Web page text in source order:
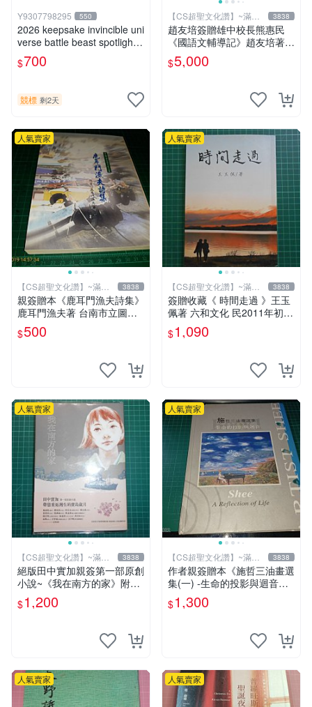
Y9307798295 550
2026 keepsake invincible uni
verse battle beast spotlight
戰鬥野獸簽名盒卡
$700
競標 剩2天
【CS超聖文化讚】~滿千
元送運
3838
趙友培簽贈雄中校長熊惠民
《國語文輔導記》趙友培著
中國語文通訊研究部印行 民
國53年臺北初版 書背封底有
$5,000
人氣賣家
【CS超聖文化讚】~滿千
元送運
3838
親簽贈本《鹿耳門漁夫詩集》
鹿耳門漁夫著 台南市立圖書
館 民國91年 【CS超聖文化
讚】
$500
人氣賣家
【CS超聖文化讚】~滿千
元送運
3838
簽贈收藏《 時間走過 》王玉
佩著 六和文化 民2011年初版
9成新【CS超聖文化2讚】
$1,090
人氣賣家
【CS超聖文化讚】~滿千
元送運
3838
絕版田中實加親簽第一部原創
小說~《我在南方的家》附書
套 田中實加 (陳宣儒)著 台灣
館 遠流 書況佳
$1,200
人氣賣家
【CS超聖文化讚】~滿千
元送運
3838
作者親簽贈本《施哲三油畫選
集(一) -生命的投影與迴音》
精裝本 封面有漬【CS超聖文
化讚】
$1,300
人氣賣家 人氣賣家